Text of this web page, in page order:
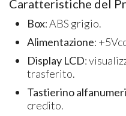
Caratteristiche del
Box: ABS grigio.
Alimentazione:
Display LCD:
trasferito.
Tastierino
credito.